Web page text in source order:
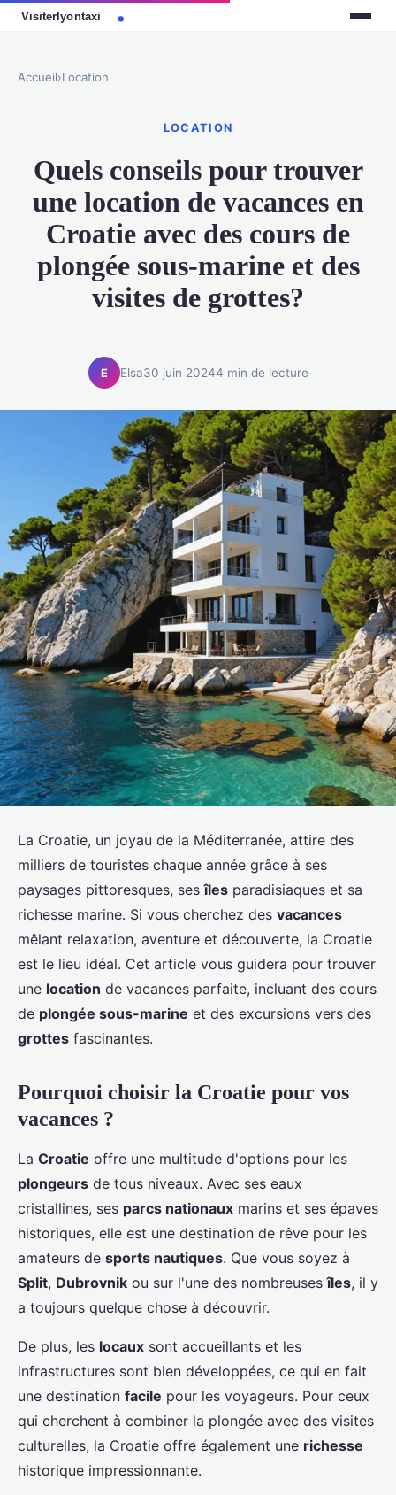
Accueil›Location
LOCATION
Quels conseils pour trouver
une location de vacances en
Croatie avec des cours de
plongée sous-marine et des
visites de grottes?
E Elsa30 juin 20244 min de lecture
La Croatie, un joyau de la Méditerranée, attire des
milliers de touristes chaque année grâce à ses
paysages pittoresques, sesîles paradisiaques et sa
richesse marine. Si vous cherchez des vacances
mêlant relaxation, aventure et découverte, la Croatie
est le lieu idéal. Cet article vous guidera pour trouver
une location de vacances parfaite, incluant des cours
de plongée sous-marine et des excursions vers des
grottes fascinantes.
Pourquoi choisir la Croatie pour vos
vacances ?
La Croatie offre une multitude d'options pour les
plongeurs de tous niveaux. Avec ses eaux
cristallines, ses parcs nationaux marins et ses épaves
historiques, elle est une destination de rêve pour les
amateurs de sports nautiques. Que vous soyez à
Split, Dubrovnik ou sur l'une des nombreusesîles, il y
a toujours quelque chose à découvrir.
De plus, les locaux sont accueillants et les
infrastructures sont bien développées, ce qui en fait
une destination facile pour les voyageurs. Pour ceux
qui cherchent à combiner la plongée avec des visites
culturelles, la Croatie offre également une richesse
historique impressionnante.